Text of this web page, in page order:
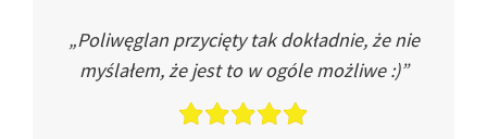
„Poliwęglan przycięty tak dokładnie, że nie
myślałem, że jest to w ogóle możliwe :)”